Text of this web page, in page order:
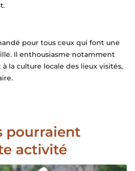
pour tous ceux qui font une
Il enthousiasme notamment
la culture locale des lieux visités,
pourraient
activité